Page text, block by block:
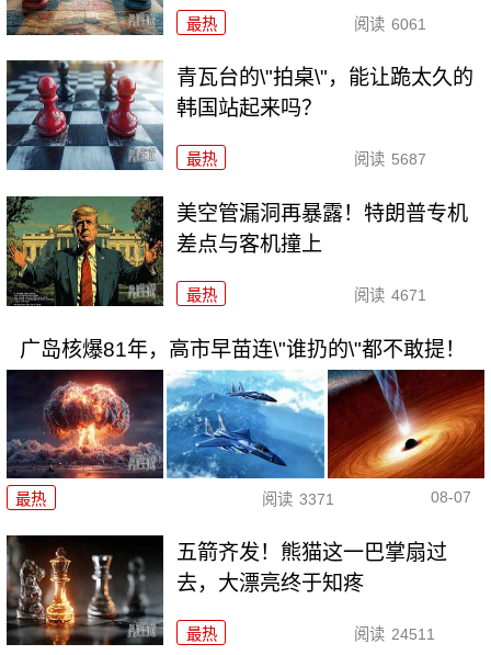
最热 阅读 6061
青瓦台的\"拍桌\"，能让跪太久的
韩国站起来吗？
最热 阅读 5687
美空管漏洞再暴露！特朗普专机
差点与客机撞上
最热 阅读 4671
广岛核爆81年，高市早苗连\"谁扔的\"都不敢提！
最热 阅读 3371 08-07
五箭齐发！熊猫这一巴掌扇过
去，大漂亮终于知疼
最热 阅读 24511